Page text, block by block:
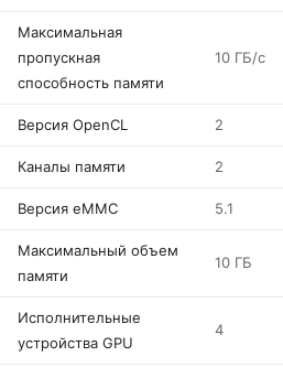
Максимальная
пропускная
способность памяти
10 ГБ/с
Версия OpenCL 2
Каналы памяти 2
Версия eMMC 5.1
Максимальный объем
памяти
10 ГБ
Исполнительные
устройства GPU
4